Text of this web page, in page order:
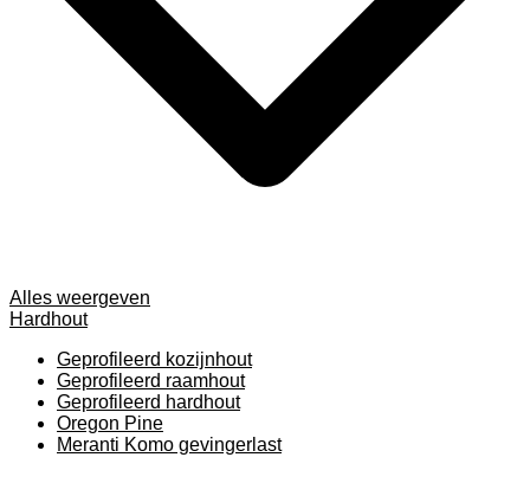
Alles weergeven
Hardhout
Geprofileerd kozijnhout
Geprofileerd raamhout
Geprofileerd hardhout
Oregon Pine
Meranti Komo gevingerlast